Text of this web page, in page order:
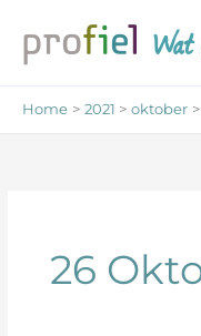
naar
inhoud
Wat
Home 2021 oktober
26